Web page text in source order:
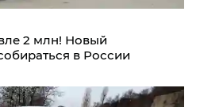
2 млн! Новый
в России